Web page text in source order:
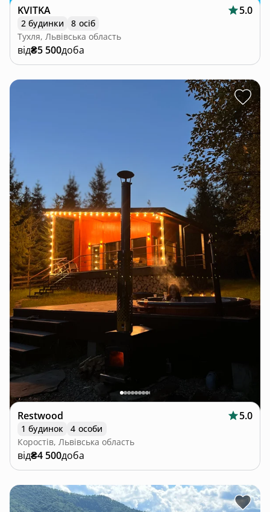
KVITKA 5.0
2 будинки
8 осіб
Тухля, Львівська область
від₴5 500доба
Restwood 5.0
1 будинок
4 особи
Коростів, Львівська область
від₴4 500доба